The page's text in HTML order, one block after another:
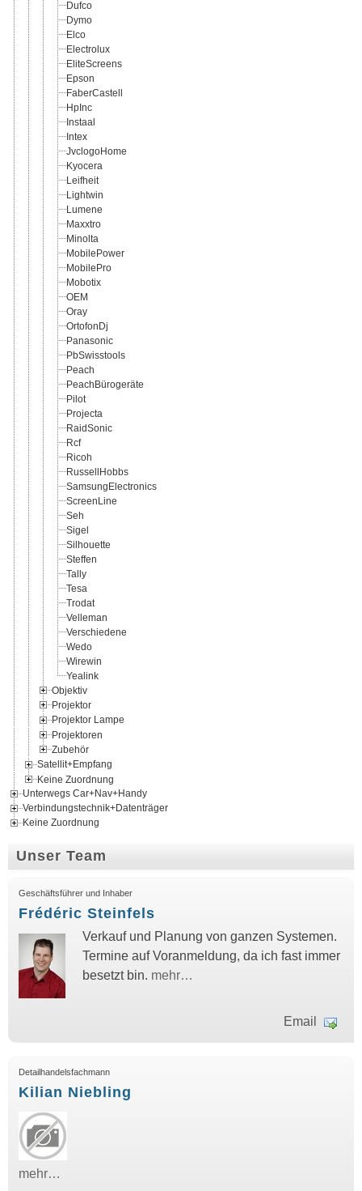
Dufco
Dymo
Elco
Electrolux
EliteScreens
Epson
FaberCastell
HpInc
Instaal
Intex
JvclogoHome
Kyocera
Leifheit
Lightwin
Lumene
Maxxtro
Minolta
MobilePower
MobilePro
Mobotix
OEM
Oray
OrtofonDj
Panasonic
PbSwisstools
Peach
PeachBürogeräte
Pilot
Projecta
RaidSonic
Rcf
Ricoh
RussellHobbs
SamsungElectronics
ScreenLine
Seh
Sigel
Silhouette
Steffen
Tally
Tesa
Trodat
Velleman
Verschiedene
Wedo
Wirewin
Yealink
Objektiv
Projektor
Projektor Lampe
Projektoren
Zubehör
Satellit+Empfang
Keine Zuordnung
Unterwegs Car+Nav+Handy
Verbindungstechnik+Datenträger
Keine Zuordnung
Unser Team
Geschäftsführer und Inhaber
Frédéric Steinfels
Verkauf und Planung von ganzen Systemen.
Termine auf Voranmeldung, da ich fast immer
besetzt bin. mehr…
Email
Detailhandelsfachmann
Kilian Niebling
mehr…